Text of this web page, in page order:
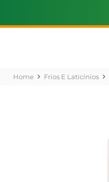
Frios E Laticínios